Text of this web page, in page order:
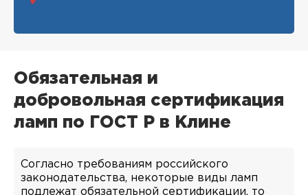
Обязательная и
добровольная сертификация
ламп по ГОСТ Р в Клине
Согласно требованиям российского
законодательства, некоторые виды ламп
подлежат обязательной сертификации, то